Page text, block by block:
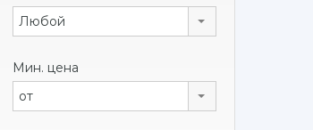
Любой
Мин. цена
от